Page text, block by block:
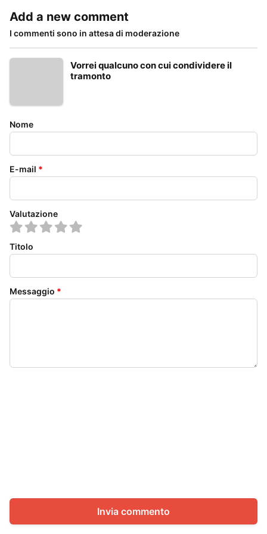
Add a new comment
I commenti sono in attesa di moderazione
Vorrei qualcuno con cui condividere il
tramonto
Nome
E-mail *
Valutazione
Titolo
Messaggio *
Invia commento